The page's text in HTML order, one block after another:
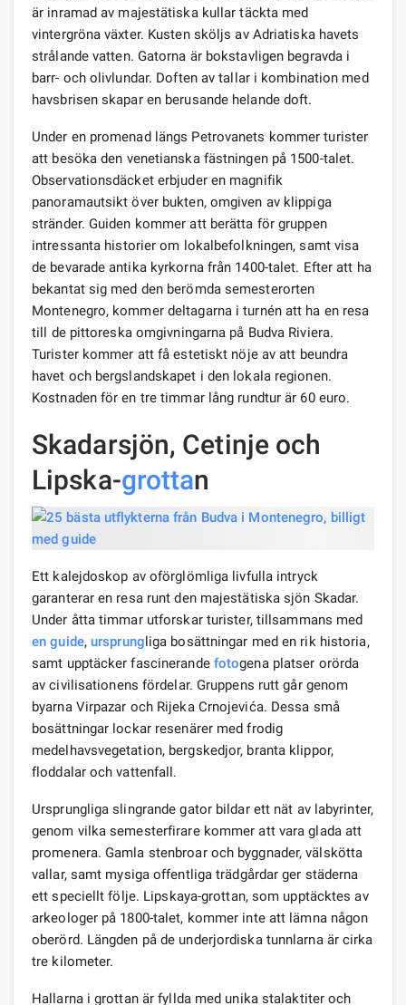
är inramad av majestätiska kullar täckta med
vintergröna växter. Kusten sköljs av Adriatiska havets
strålande vatten. Gatorna är bokstavligen begravda i
barr- och olivlundar. Doften av tallar i kombination med
havsbrisen skapar en berusande helande doft.
Under en promenad längs Petrovanets kommer turister
att besöka den venetianska fästningen på 1500-talet.
Observationsdäcket erbjuder en magnifik
panoramautsikt över bukten, omgiven av klippiga
stränder. Guiden kommer att berätta för gruppen
intressanta historier om lokalbefolkningen, samt visa
de bevarade antika kyrkorna från 1400-talet. Efter att ha
bekantat sig med den berömda semesterorten
Montenegro, kommer deltagarna i turnén att ha en resa
till de pittoreska omgivningarna på Budva Riviera.
Turister kommer att få estetiskt nöje av att beundra
havet och bergslandskapet i den lokala regionen.
Kostnaden för en tre timmar lång rundtur är 60 euro.
Skadarsjön, Cetinje och
Lipska-grottan
Ett kalejdoskop av oförglömliga livfulla intryck
garanterar en resa runt den majestätiska sjön Skadar.
Under åtta timmar utforskar turister, tillsammans med
en guide,ursprungliga bosättningar med en rik historia,
samt upptäcker fascinerande fotogena platser orörda
av civilisationens fördelar. Gruppens rutt går genom
byarna Virpazar och Rijeka Crnojevića. Dessa små
bosättningar lockar resenärer med frodig
medelhavsvegetation, bergskedjor, branta klippor,
floddalar och vattenfall.
Ursprungliga slingrande gator bildar ett nät av labyrinter,
genom vilka semesterfirare kommer att vara glada att
promenera. Gamla stenbroar och byggnader, välskötta
vallar, samt mysiga offentliga trädgårdar ger städerna
ett speciellt följe. Lipskaya-grottan, som upptäcktes av
arkeologer på 1800-talet, kommer inte att lämna någon
oberörd. Längden på de underjordiska tunnlarna är cirka
tre kilometer.
Hallarna i grottan är fyllda med unika stalaktiter och